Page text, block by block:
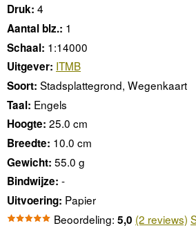
Druk: 4
Aantal blz.: 1
Schaal: 1:14000
Uitgever: ITMB
Soort: Stadsplattegrond, Wegenkaart
Taal: Engels
Hoogte: 25.0 cm
Breedte: 10.0 cm
Gewicht: 55.0 g
Bindwijze: -
Uitvoering: Papier
Beoordeling: 5,0 (2 reviews)